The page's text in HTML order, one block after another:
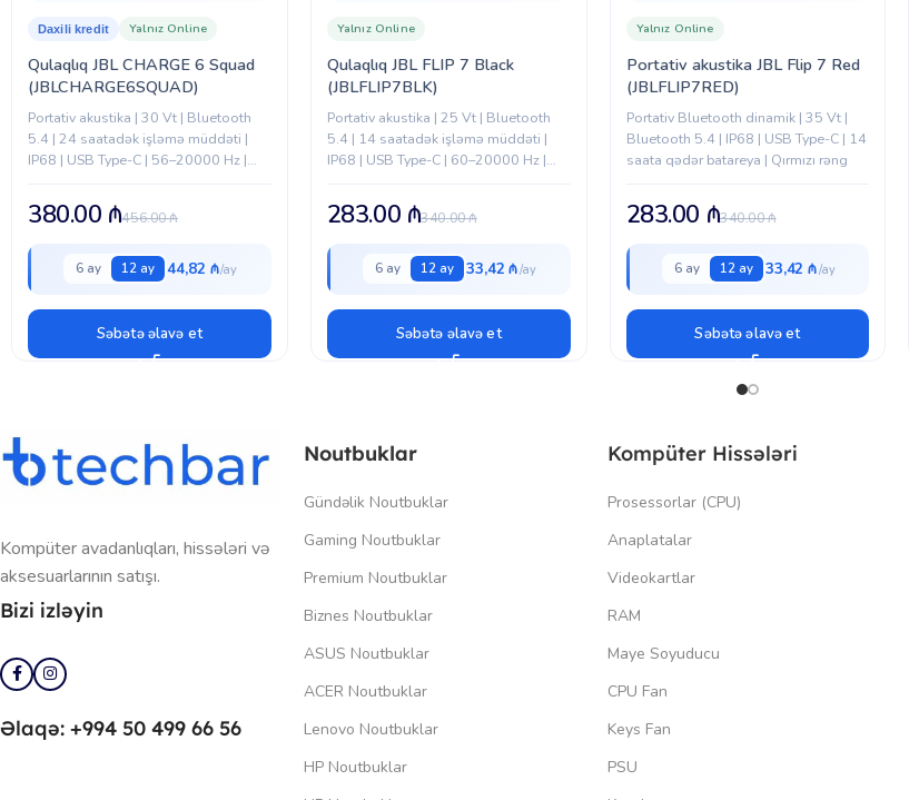
Qulaqlıq JBL CHARGE 6 Squad
(JBLCHARGE6SQUAD)
Daxili kredit Yalnız Online
Portativ akustika | 30 Vt | Bluetooth
5.4 | 24 saatadək işləmə müddəti |
IP68 | USB Type-C | 56–20000 Hz |
456.00₼
380.00 ₼
6 ay 12 ay 44,82 ₼
Səbətə əlavə et
Qulaqlıq JBL FLIP 7 Black
(JBLFLIP7BLK)
Yalnız Online
Portativ akustika | 25 Vt | Bluetooth
5.4 | 14 saatadək işləmə müddəti |
IP68 | USB Type-C | 60–20000 Hz |
340.00₼
283.00 ₼
6 ay 12 ay 33,42 ₼
Səbətə əlavə et
Portativ akustika JBL Flip 7 Red
(JBLFLIP7RED)
Yalnız Online
Portativ Bluetooth dinamik | 35 Vt |
Bluetooth 5.4 | IP68 | USB Type-C | 14
saata qədər batareya | Qırmızı rəng
340.00₼
283.00 ₼
6 ay 12 ay 33,42 ₼
Səbətə əlavə et
Kompüter avadanlıqları, hissələri və
aksesuarlarının satışı.
Bizi izləyin
Əlaqə: +994 50 499 66 56
Noutbuklar
Gündəlik Noutbuklar
Gaming Noutbuklar
Premium Noutbuklar
Biznes Noutbuklar
ASUS Noutbuklar
ACER Noutbuklar
Lenovo Noutbuklar
HP Noutbuklar
Kompüter Hissələri
Prosessorlar (CPU)
Anaplatalar
Videokartlar
RAM
Maye Soyuducu
CPU Fan
Keys Fan
PSU